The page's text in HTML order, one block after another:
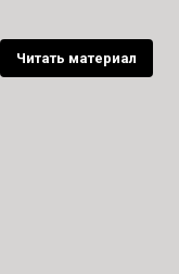
Читать материал